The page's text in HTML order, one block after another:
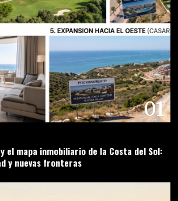
01
el mapa inmobiliario de la Costa del Sol:
y nuevas fronteras